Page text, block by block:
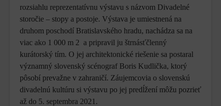
rozsiahlu reprezentatívnu výstavu s názvom Divadelné
storočie – stopy a postoje. Výstava je umiestnená na
druhom poschodí Bratislavského hradu, nachádza sa na
viac ako 1 000 m 2 a pripravil ju štrnásťčlenný
kurátorský tím. O jej architektonické riešenie sa postaral
významný slovenský scénograf Boris Kudlička, ktorý
pôsobí prevažne v zahraničí. Záujemcovia o slovenskú
divadelnú kultúru si výstavu po jej predĺžení môžu pozrieť
až do 5. septembra 2021.